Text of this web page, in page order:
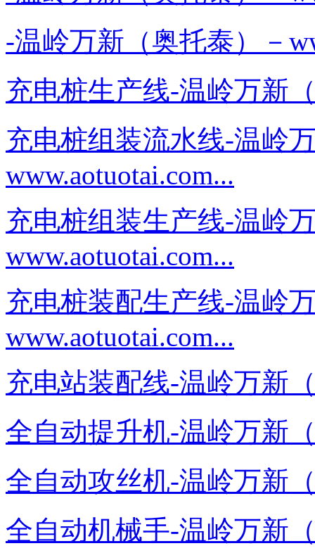
-温岭万新（奥托泰）－
充电桩生产线-温岭万新
充电桩组装流水线-温岭
www.aotuotai.com...
充电桩组装生产线-温岭
www.aotuotai.com...
充电桩装配生产线-温岭
www.aotuotai.com...
充电站装配线-温岭万新
全自动提升机-温岭万新
全自动攻丝机-温岭万新
全自动机械手-温岭万新